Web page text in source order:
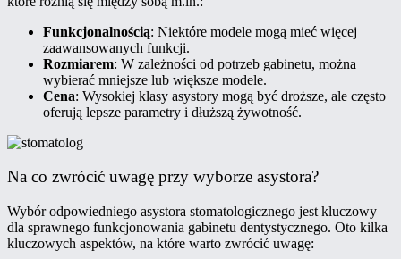
Funkcjonalnością: Niektóre modele mogą mieć więcej
zaawansowanych funkcji.
Rozmiarem: W zależności od potrzeb gabinetu, można
wybierać mniejsze lub większe modele.
Cena: Wysokiej klasy asystory mogą być droższe, ale często
oferują lepsze parametry i dłuższą żywotność.
Na co zwrócić uwagę przy wyborze asystora?
Wybór odpowiedniego asystora stomatologicznego jest kluczowy
dla sprawnego funkcjonowania gabinetu dentystycznego. Oto kilka
kluczowych aspektów, na które warto zwrócić uwagę: